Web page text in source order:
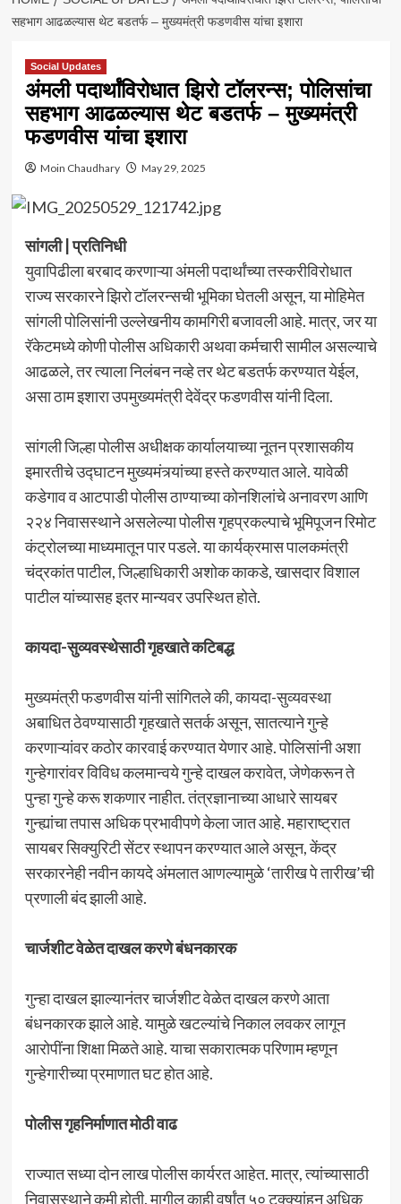
सहभाग आढळल्यास थेट बडतर्फ – मुख्यमंत्री फडणवीस यांचा इशारा
Social Updates
अंमली पदार्थांविरोधात झिरो टॉलरन्स; पोलिसांचा
सहभाग आढळल्यास थेट बडतर्फ – मुख्यमंत्री
फडणवीस यांचा इशारा
Moin Chaudhary May 29, 2025
सांगली | प्रतिनिधी
युवापिढीला बरबाद करणाऱ्या अंमली पदार्थांच्या तस्करीविरोधात
राज्य सरकारने झिरो टॉलरन्सची भूमिका घेतली असून, या मोहिमेत
सांगली पोलिसांनी उल्लेखनीय कामगिरी बजावली आहे. मात्र, जर या
रॅकेटमध्ये कोणी पोलीस अधिकारी अथवा कर्मचारी सामील असल्याचे
आढळले, तर त्याला निलंबन नव्हे तर थेट बडतर्फ करण्यात येईल,
असा ठाम इशारा उपमुख्यमंत्री देवेंद्र फडणवीस यांनी दिला.
सांगली जिल्हा पोलीस अधीक्षक कार्यालयाच्या नूतन प्रशासकीय
इमारतीचे उद्घाटन मुख्यमंत्र्यांच्या हस्ते करण्यात आले. यावेळी
कडेगाव व आटपाडी पोलीस ठाण्याच्या कोनशिलांचे अनावरण आणि
२२४ निवासस्थाने असलेल्या पोलीस गृहप्रकल्पाचे भूमिपूजन रिमोट
कंट्रोलच्या माध्यमातून पार पडले. या कार्यक्रमास पालकमंत्री
चंद्रकांत पाटील, जिल्हाधिकारी अशोक काकडे, खासदार विशाल
पाटील यांच्यासह इतर मान्यवर उपस्थित होते.
कायदा-सुव्यवस्थेसाठी गृहखाते कटिबद्ध
मुख्यमंत्री फडणवीस यांनी सांगितले की, कायदा-सुव्यवस्था
अबाधित ठेवण्यासाठी गृहखाते सतर्क असून, सातत्याने गुन्हे
करणाऱ्यांवर कठोर कारवाई करण्यात येणार आहे. पोलिसांनी अशा
गुन्हेगारांवर विविध कलमान्वये गुन्हे दाखल करावेत, जेणेकरून ते
पुन्हा गुन्हे करू शकणार नाहीत. तंत्रज्ञानाच्या आधारे सायबर
गुन्ह्यांचा तपास अधिक प्रभावीपणे केला जात आहे. महाराष्ट्रात
सायबर सिक्युरिटी सेंटर स्थापन करण्यात आले असून, केंद्र
सरकारनेही नवीन कायदे अंमलात आणल्यामुळे ‘तारीख पे तारीख’ची
प्रणाली बंद झाली आहे.
चार्जशीट वेळेत दाखल करणे बंधनकारक
गुन्हा दाखल झाल्यानंतर चार्जशीट वेळेत दाखल करणे आता
बंधनकारक झाले आहे. यामुळे खटल्यांचे निकाल लवकर लागून
आरोपींना शिक्षा मिळते आहे. याचा सकारात्मक परिणाम म्हणून
गुन्हेगारीच्या प्रमाणात घट होत आहे.
पोलीस गृहनिर्माणात मोठी वाढ
राज्यात सध्या दोन लाख पोलीस कार्यरत आहेत. मात्र, त्यांच्यासाठी
निवासस्थाने कमी होती. मागील काही वर्षांत ५० टक्क्यांहून अधिक